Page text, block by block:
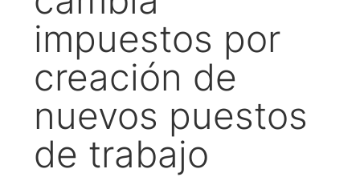
impuestos por
creación de
nuevos puestos
de trabajo